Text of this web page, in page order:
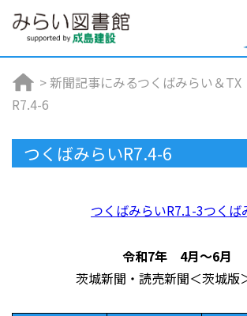
> 新聞記事にみるつくばみらい＆TX
R7.4-6
つくばみらいR7.4-6
つくばみらいR7.1-3つくば
令和7年 4月～6月
茨城新聞・読売新聞＜茨城版